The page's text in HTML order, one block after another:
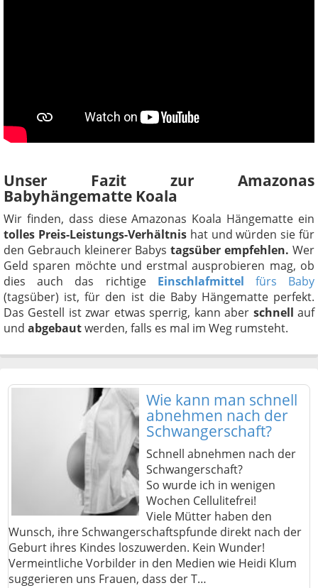
Unser Fazit zur Amazonas
Babyhängematte Koala
Wir finden, dass diese Amazonas Koala Hängematte ein
tolles Preis-Leistungs-Verhältnishat und würden sie für
den Gebrauch kleinerer Babystagsüber empfehlen.Wer
Geld sparen möchte und erstmal ausprobieren mag, ob
dies auch das richtige Einschlafmittel fürs Baby
(tagsüber) ist, für den ist die Baby Hängematte perfekt.
Das Gestell ist zwar etwas sperrig, kann aber schnell auf
und abgebautwerden, falls es mal im Weg rumsteht.
Wie kann man schnell
abnehmen nach der
Schwangerschaft?
Schnell abnehmen nach der
Schwangerschaft?
So wurde ich in wenigen
Wochen Cellulitefrei!
Viele Mütter haben den
Wunsch, ihre Schwangerschaftspfunde direkt nach der
Geburt ihres Kindes loszuwerden. Kein Wunder!
Vermeintliche Vorbilder in den Medien wie Heidi Klum
suggerieren uns Frauen, dass der T…